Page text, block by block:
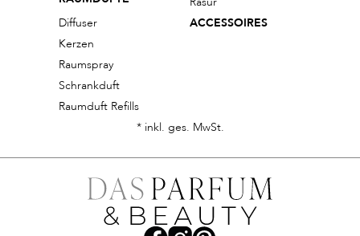
Diffuser
Kerzen
Raumspray
Schrankduft
Raumduft Refills
ACCESSOIRES
* inkl. ges. MwSt.